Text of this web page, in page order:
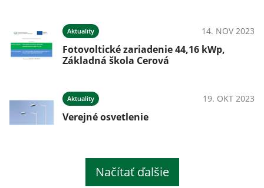
Aktuality 14. NOV 2023
Fotovoltické zariadenie 44,16 kWp,
Základná škola Cerová
Aktuality 19. OKT 2023
Verejné osvetlenie
Načítať ďalšie